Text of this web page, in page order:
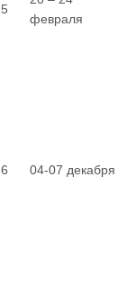
5
февраля
6 04-07 декабря